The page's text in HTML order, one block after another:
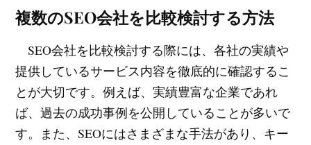
複数のSEO会社を比較検討する方法
SEO会社を比較検討する際には、各社の実績や
提供しているサービス内容を徹底的に確認するこ
とが大切です。例えば、実績豊富な企業であれ
ば、過去の成功事例を公開していることが多いで
す。また、SEOにはさまざまな手法があり、キー